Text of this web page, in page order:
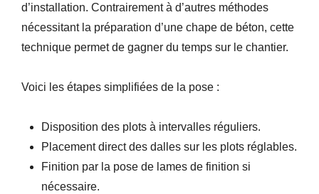
d’installation. Contrairement à d’autres méthodes
nécessitant la préparation d’une chape de béton, cette
technique permet de gagner du temps sur le chantier.
Voici les étapes simplifiées de la pose :
Disposition des plots à intervalles réguliers.
Placement direct des dalles sur les plots réglables.
Finition par la pose de lames de finition si
nécessaire.